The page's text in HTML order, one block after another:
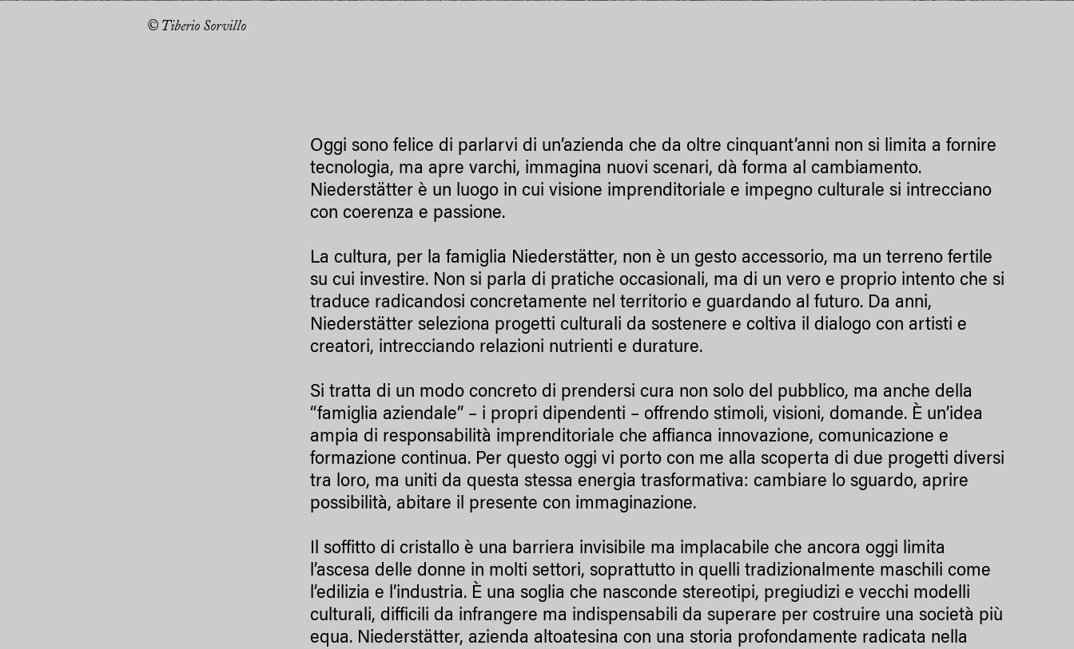
© Tiberio Sorvillo
Oggi sono felice di parlarvi di un’azienda che da oltre cinquant’anni non si limita a fornire
tecnologia, ma apre varchi, immagina nuovi scenari, dà forma al cambiamento.
Niederstätter è un luogo in cui visione imprenditoriale e impegno culturale si intrecciano
con coerenza e passione.
La cultura, per la famiglia Niederstätter, non è un gesto accessorio, ma un terreno fertile
su cui investire. Non si parla di pratiche occasionali, ma di un vero e proprio intento che si
traduce radicandosi concretamente nel territorio e guardando al futuro. Da anni,
Niederstätter seleziona progetti culturali da sostenere e coltiva il dialogo con artisti e
creatori, intrecciando relazioni nutrienti e durature.
Si tratta di un modo concreto di prendersi cura non solo del pubblico, ma anche della
“famiglia aziendale” – i propri dipendenti – offrendo stimoli, visioni, domande. È un’idea
ampia di responsabilità imprenditoriale che affianca innovazione, comunicazione e
formazione continua. Per questo oggi vi porto con me alla scoperta di due progetti diversi
tra loro, ma uniti da questa stessa energia trasformativa: cambiare lo sguardo, aprire
possibilità, abitare il presente con immaginazione.
Il soffitto di cristallo è una barriera invisibile ma implacabile che ancora oggi limita
l’ascesa delle donne in molti settori, soprattutto in quelli tradizionalmente maschili come
l’edilizia e l’industria. È una soglia che nasconde stereotipi, pregiudizi e vecchi modelli
culturali, difficili da infrangere ma indispensabili da superare per costruire una società più
equa. Niederstätter, azienda altoatesina con una storia profondamente radicata nella